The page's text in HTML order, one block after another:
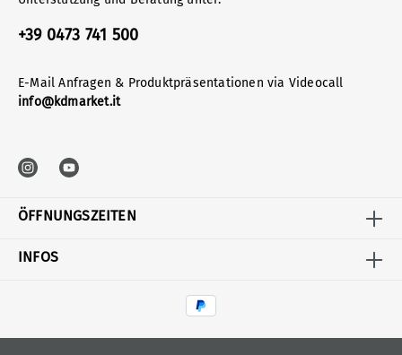
+39 0473 741 500
E-Mail Anfragen & Produktpräsentationen via Videocall
info@kdmarket.it
ÖFFNUNGSZEITEN
INFOS